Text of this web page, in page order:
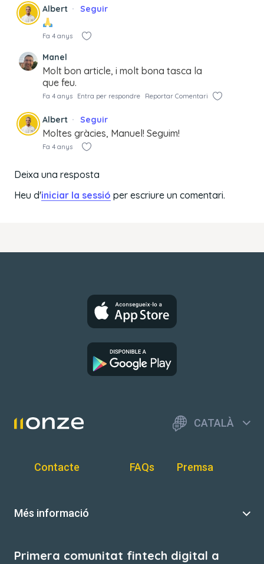
Albert Seguir
Fa 4 anys
Manel
Molt bon article, i molt bona tasca la
que feu.
Fa 4 anys Entra per respondre Reportar Comentari
Albert Seguir
Moltes gràcies, Manuel! Seguim!
Fa 4 anys
Deixa una resposta
Heu d'iniciar la sessió per escriure un comentari.
CATALÀ
Contacte FAQs Premsa
Més informació
Primera comunitat fintech digital a